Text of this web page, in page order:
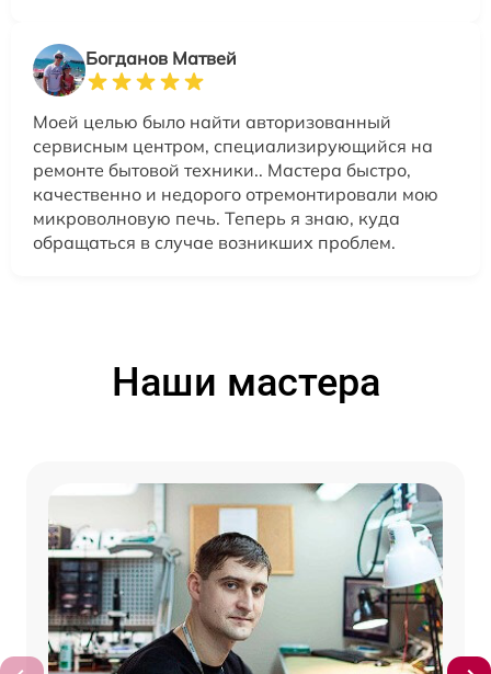
Богданов Матвей
Моей целью было найти авторизованный
сервисным центром, специализирующийся на
ремонте бытовой техники.. Мастера быстро,
качественно и недорого отремонтировали мою
микроволновую печь. Теперь я знаю, куда
обращаться в случае возникших проблем.
Наши мастера